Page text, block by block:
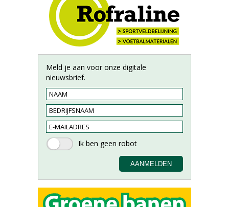
Meld je aan voor onze digitale
nieuwsbrief.